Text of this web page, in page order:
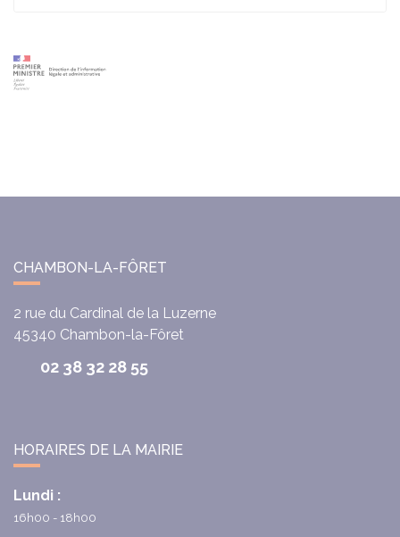
CHAMBON-LA-FÔRET
2 rue du Cardinal de la Luzerne
45340 Chambon-la-Fôret
02 38 32 28 55
HORAIRES DE LA MAIRIE
Lundi :
16h00 - 18h00